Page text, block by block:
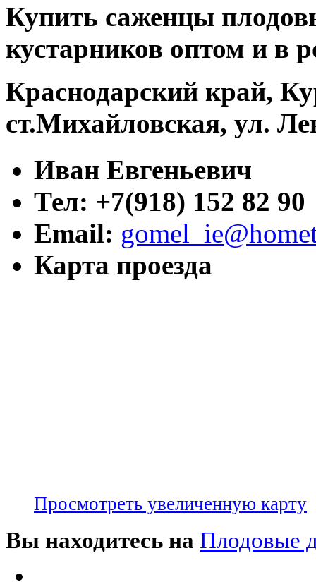
Купить саженцы
кустарников оптом и в
Краснодарский край,
ст.Михайловская, ул.
Иван Евгеньевич
Тел: +7(918) 152 82 90
Email:
Карта проезда
Просмотреть увеличенную карту
Вы находитесь на Плодовые